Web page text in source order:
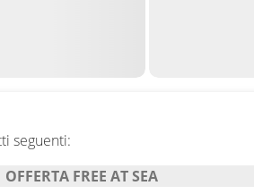
seguenti:
OFFERTA FREE AT SEA